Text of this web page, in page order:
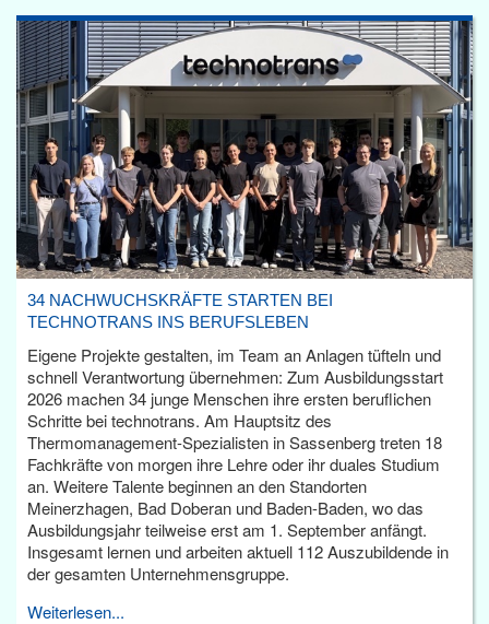
34 NACHWUCHSKRÄFTE STARTEN BEI
TECHNOTRANS INS BERUFSLEBEN
Eigene Projekte gestalten, im Team an Anlagen tüfteln und
schnell Verantwortung übernehmen: Zum Ausbildungsstart
2026 machen 34 junge Menschen ihre ersten beruflichen
Schritte bei technotrans. Am Hauptsitz des
Thermomanagement-Spezialisten in Sassenberg treten 18
Fachkräfte von morgen ihre Lehre oder ihr duales Studium
an. Weitere Talente beginnen an den Standorten
Meinerzhagen, Bad Doberan und Baden-Baden, wo das
Ausbildungsjahr teilweise erst am 1. September anfängt.
Insgesamt lernen und arbeiten aktuell 112 Auszubildende in
der gesamten Unternehmensgruppe.
Weiterlesen...